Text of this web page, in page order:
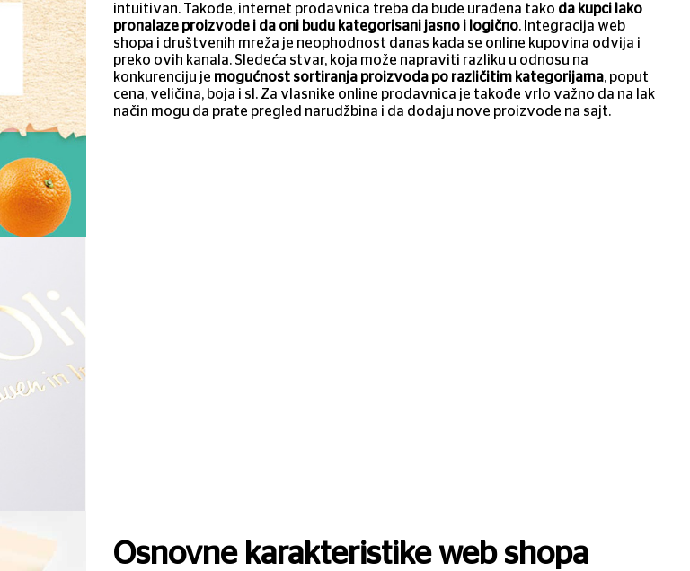
intuitivan. Takođe, internet prodavnica treba da bude urađena tako da kupci lako
pronalaze proizvode i da oni budu kategorisani jasno i logično. Integracija web
shopa i društvenih mreža je neophodnost danas kada se online kupovina odvija i
preko ovih kanala. Sledeća stvar, koja može napraviti razliku u odnosu na
konkurenciju je mogućnost sortiranja proizvoda po različitim kategorijama, poput
cena, veličina, boja i sl. Za vlasnike online prodavnica je takođe vrlo važno da na lak
način mogu da prate pregled narudžbina i da dodaju nove proizvode na sajt.
Osnovne karakteristike web shopa